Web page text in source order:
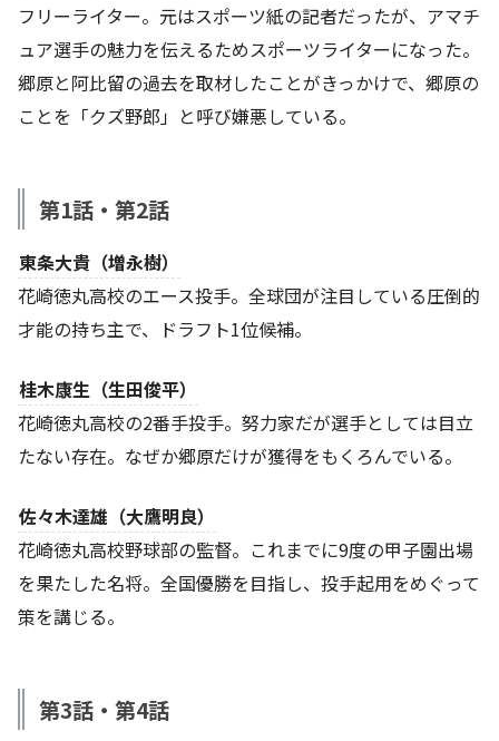
フリーライター。元はスポーツ紙の記者だったが、アマチ
ュア選手の魅力を伝えるためスポーツライターになった。
郷原と阿比留の過去を取材したことがきっかけで、郷原の
ことを「クズ野郎」と呼び嫌悪している。
第1話・第2話
東条大貴（増永樹）
花崎徳丸高校のエース投手。全球団が注目している圧倒的
才能の持ち主で、ドラフト1位候補。
桂木康生（生田俊平）
花崎徳丸高校の2番手投手。努力家だが選手としては目立
たない存在。なぜか郷原だけが獲得をもくろんでいる。
佐々木達雄（大鷹明良）
花崎徳丸高校野球部の監督。これまでに9度の甲子園出場
を果たした名将。全国優勝を目指し、投手起用をめぐって
策を講じる。
第3話・第4話